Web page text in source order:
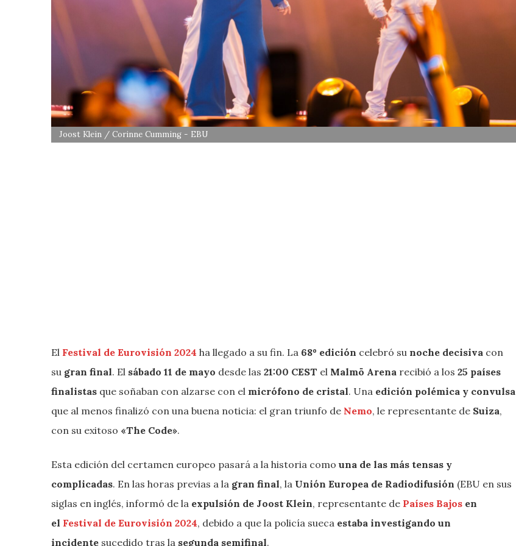
Joost Klein / Corinne Cumming - EBU
El Festival de Eurovisión 2024 ha llegado a su fin. La 68º edición celebró su noche decisiva con
su gran final. El sábado 11 de mayo desde las 21:00 CEST el Malmö Arena recibió a los 25 países
finalistas que soñaban con alzarse con el micrófono de cristal. Una edición polémica y convulsa
que al menos finalizó con una buena noticia: el gran triunfo de Nemo, le representante de Suiza,
con su exitoso «The Code».
Esta edición del certamen europeo pasará a la historia como una de las más tensas y
complicadas. En las horas previas a la gran final, la Unión Europea de Radiodifusión (EBU en sus
siglas en inglés, informó de la expulsión de Joost Klein, representante de Países Bajos en
el Festival de Eurovisión 2024, debido a que la policía sueca estaba investigando un
incidente sucedido tras la segunda semifinal.